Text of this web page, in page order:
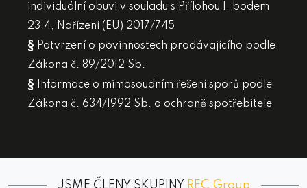
individuální obuvi v souladu s Přílohou I, bodem
23.4, Nařízení (EU) 2017/745
§ Potvrzení o povinnostech prodávajícího podle
Zákona č. 89/2012 Sb.
§ Informace o mimosoudním řešení sporů podle
Zákona č. 634/1992 Sb. o ochraně spotřebitele
JSME ČLENY SKUPINY REC Group